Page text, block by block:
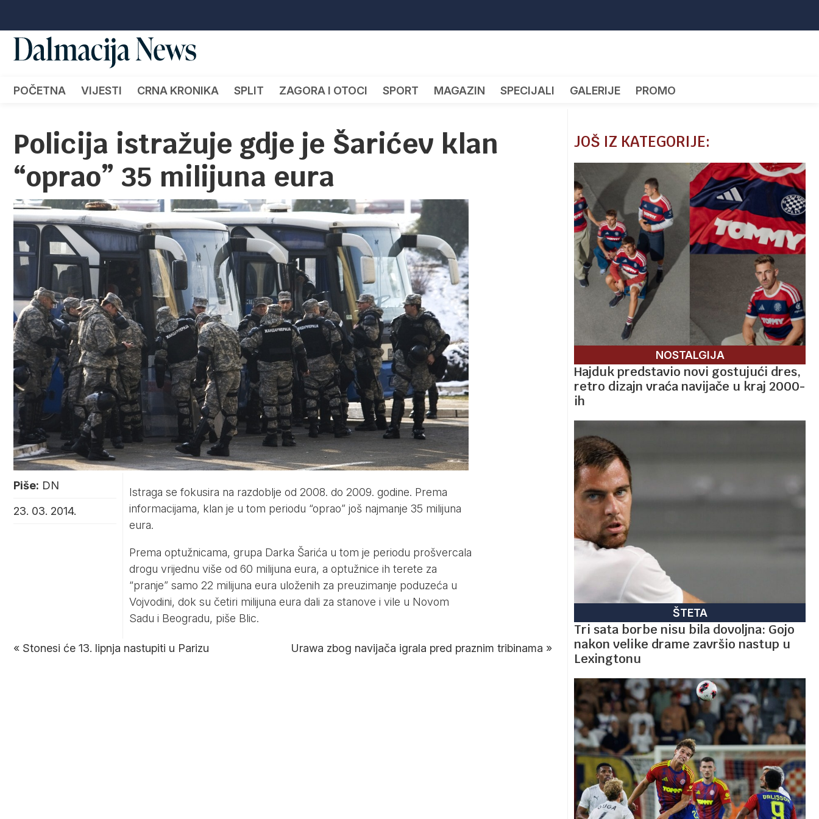
POČETNA VIJESTI CRNA KRONIKA SPLIT ZAGORA I OTOCI SPORT MAGAZIN SPECIJALI GALERIJE PROMO
Policija istražuje gdje je Šarićev klan
“oprao” 35 milijuna eura
Piše: DN
23. 03. 2014.
Istraga se fokusira na razdoblje od 2008. do 2009. godine. Prema
informacijama, klan je u tom periodu “oprao” još najmanje 35 milijuna
eura.
Prema optužnicama, grupa Darka Šarića u tom je periodu prošvercala
drogu vrijednu više od 60 milijuna eura, a optužnice ih terete za
“pranje” samo 22 milijuna eura uloženih za preuzimanje poduzeća u
Vojvodini, dok su četiri milijuna eura dali za stanove i vile u Novom
Sadu i Beogradu, piše Blic.
« Stonesi će 13. lipnja nastupiti u Parizu Urawa zbog navijača igrala pred praznim tribinama »
JOŠ IZ KATEGORIJE:
NOSTALGIJA
Hajduk predstavio novi gostujući dres,
retro dizajn vraća navijače u kraj 2000-
ih
ŠTETA
Tri sata borbe nisu bila dovoljna: Gojo
nakon velike drame završio nastup u
Lexingtonu